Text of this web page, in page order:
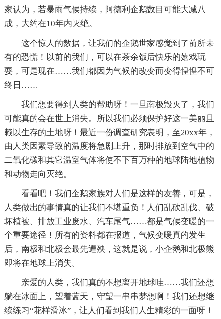
家认为，若暴雨气候持续，阿德利企鹅数目可能大减八
成，大约在10年内灭绝。
这个惊人的数据，让我们的企鹅世家感觉到了前所未
有的恐慌！以前的我们，可以在茶余饭后快乐的嬉戏玩
耍，可是现在……我们都因为气候的改变而变得惶惶不可
终日……
我们想要得到人类的帮助呀！一旦南极毁灭了，我们
可能真的会在世上消失。所以我们必须保护好这一美丽且
赖以生存的土地呀！最近一份调查研究表明，至20xx年，
由人类因素导致的温度将急剧上升，那时排放到空气中的
二氧化碳和其它温室气体将使不下百万种的地球陆地植物
和动物走向灭绝。
看看吧！我们企鹅家族对人们是这样的友善，可是，
人类做出的事情真的让我们不堪重负！人们乱砍乱伐、破
坏植被、排放工业废水、汽车尾气……都是气候变暖的一
个重要途径！所有的资料都在报道，气候变暖真的发生
后，南极和北极会最先遭殃，这就是说，小企鹅和北极熊
即将在地球上消失。
亲爱的人类，我们真的不想离开地球哇……我们还想
躺在冰面上，望着蓝天，守望一串串梦想啊！我们还想继
续练习“花样滑冰”，让人们看到我们人生精彩的一面呀！